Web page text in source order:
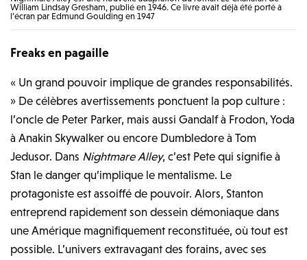
William Lindsay Gresham, publié en 1946. Ce livre avait déjà été porté à
l’écran par Edmund Goulding en 1947
Freaks en pagaille
« Un grand pouvoir implique de grandes responsabilités.
» De célèbres avertissements ponctuent la pop culture :
l’oncle de Peter Parker, mais aussi Gandalf à Frodon, Yoda
à Anakin Skywalker ou encore Dumbledore à Tom
Jedusor. Dans Nightmare Alley, c’est Pete qui signifie à
Stan le danger qu’implique le mentalisme. Le
protagoniste est assoiffé de pouvoir. Alors, Stanton
entreprend rapidement son dessein démoniaque dans
une Amérique magnifiquement reconstituée, où tout est
possible. L’univers extravagant des forains, avec ses